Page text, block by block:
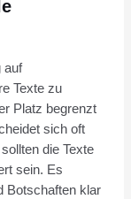
auf
Texte zu
Platz begrenzt
sich oft
die Texte
sein. Es
Botschaften klar